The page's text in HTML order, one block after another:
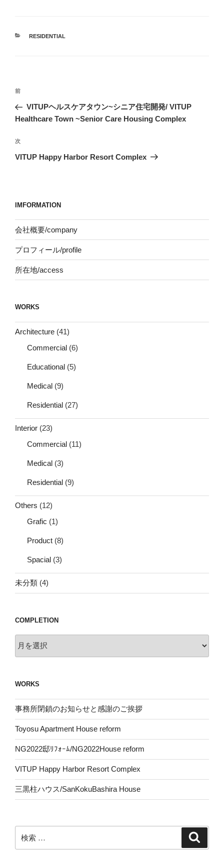
カ
RESIDENTIAL
投
ナ
ゲ
ー
過
去
の
稿
前
VITUPヘルスケアタウン~シニア住宅開発/ VITUP
Healthcare Town ~Senior Care Housing Complex
次
の
次
VITUP Happy Harbor Resort Complex
IMFORMATION
会社概要/company
プロフィール/profile
所在地/access
WORKS
Architecture (41)
Commercial (6)
Educational (5)
Medical (9)
Residential (27)
Interior (23)
Commercial (11)
Medical (3)
Residential (9)
Others (12)
Grafic (1)
Product (8)
Spacial (3)
未分類 (4)
COMPLETION
Completion
WORKS
事務所閉鎖のお知らせと感謝のご挨拶
Toyosu Apartment House reform
NG2022邸ﾘﾌｫｰﾑ/NG2022House reform
VITUP Happy Harbor Resort Complex
三黒柱ハウス/SanKokuBashira House
索: